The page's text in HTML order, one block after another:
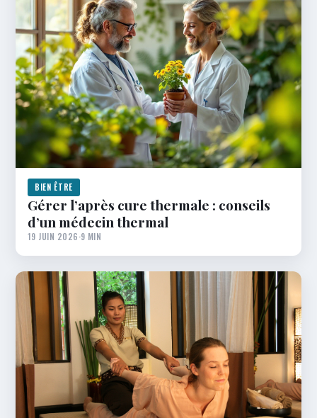
BIEN ÊTRE
Gérer l’après cure thermale : conseils
d’un médecin thermal
19 JUIN 2026·9 MIN